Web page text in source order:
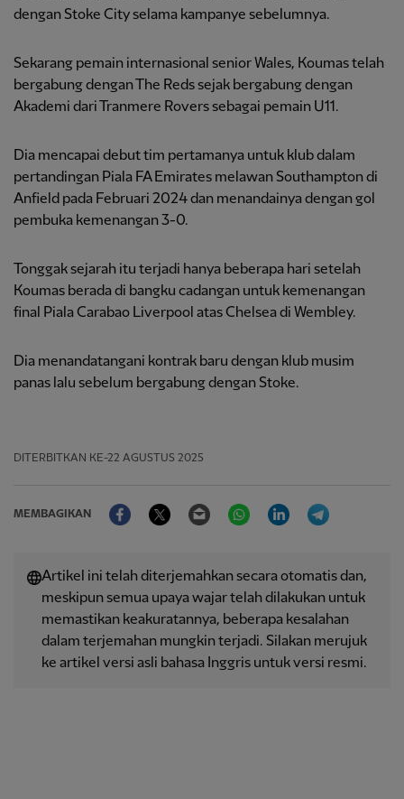
dengan Stoke City selama kampanye sebelumnya.
Sekarang pemain internasional senior Wales, Koumas telah
bergabung dengan The Reds sejak bergabung dengan
Akademi dari Tranmere Rovers sebagai pemain U11.
Dia mencapai debut tim pertamanya untuk klub dalam
pertandingan Piala FA Emirates melawan Southampton di
Anfield pada Februari 2024 dan menandainya dengan gol
pembuka kemenangan 3-0.
Tonggak sejarah itu terjadi hanya beberapa hari setelah
Koumas berada di bangku cadangan untuk kemenangan
final Piala Carabao Liverpool atas Chelsea di Wembley.
Dia menandatangani kontrak baru dengan klub musim
panas lalu sebelum bergabung dengan Stoke.
DITERBITKAN KE-22 AGUSTUS 2025
MEMBAGIKAN
FacebookTwitter Email WhatsAppLinkedIn
Artikel ini telah diterjemahkan secara otomatis dan,
meskipun semua upaya wajar telah dilakukan untuk
memastikan keakuratannya, beberapa kesalahan
dalam terjemahan mungkin terjadi. Silakan merujuk
ke artikel versi asli bahasa Inggris untuk versi resmi.